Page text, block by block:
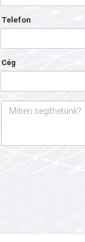
Telefon
Cég